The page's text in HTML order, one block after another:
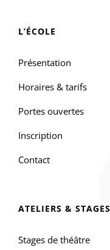
L’ÉCOLE
Présentation
Horaires & tarifs
Portes ouvertes
Inscription
Contact
ATELIERS & STAGES
Stages de théâtre